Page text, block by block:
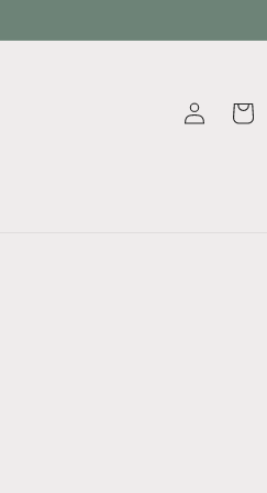
in
Varukorg